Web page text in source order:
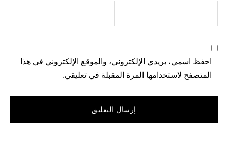
احفظ اسمي، بريدي الإلكتروني، والموقع الإلكتروني في هذا
المتصفح لاستخدامها المرة المقبلة في تعليقي.